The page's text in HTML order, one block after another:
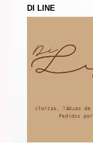
DI LINE